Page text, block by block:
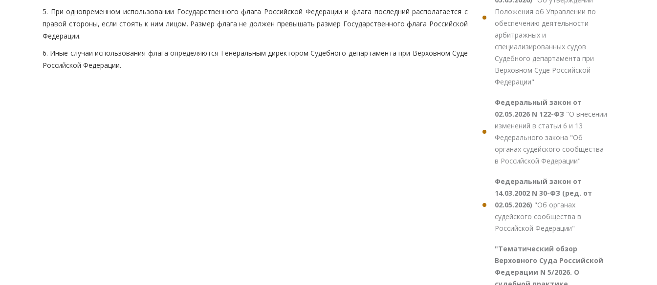
5. При одновременном использовании Государственного флага Российской Федерации и флага последний располагается с
правой стороны, если стоять к ним лицом. Размер флага не должен превышать размер Государственного флага Российской
Федерации.
6. Иные случаи использования флага определяются Генеральным директором Судебного департамента при Верховном Суде
Российской Федерации.
Положения об Управлении по
обеспечению деятельности
арбитражных и
специализированных судов
Судебного департамента при
Верховном Суде Российской
Федерации"
Федеральный закон от
02.05.2026 N 122-ФЗ "О внесении
изменений в статьи 6 и 13
Федерального закона "Об
органах судейского сообщества
в Российской Федерации"
Федеральный закон от
14.03.2002 N 30-ФЗ (ред. от
02.05.2026) "Об органах
судейского сообщества в
Российской Федерации"
"Тематический обзор
Верховного Суда Российской
Федерации N 5/2026. О